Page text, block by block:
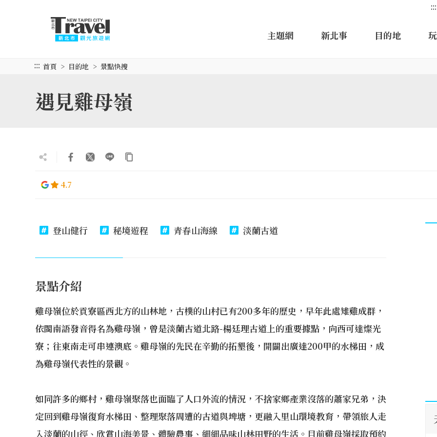
:::
主題網 新北事 目的地
::: 首頁 目的地 景點快搜
遇見雞母嶺
4.7
登山健行 秘境遊程 青春山海線 淡蘭古道
景點介紹
雞母嶺位於貢寮區西北方的山林地，古樸的山村已有200多年的歷史，早年此處雉雞成群，
依閩南語發音得名為雞母嶺，曾是淡蘭古道北路-楊廷理古道上的重要據點，向西可達燦光
寮；往東南走可串連澳底。雞母嶺的先民在辛勤的拓墾後，開闢出廣達200甲的水梯田，成
為雞母嶺代表性的景觀。
如同許多的鄉村，雞母嶺聚落也面臨了人口外流的情況，不捨家鄉產業沒落的蕭家兄弟，決
定回到雞母嶺復育水梯田、整理聚落周遭的古道與埤塘，更融入里山環境教育，帶領旅人走
入淡蘭的山徑、欣賞山海美景、體驗農事、細細品味山林田野的生活。目前雞母嶺採取預約